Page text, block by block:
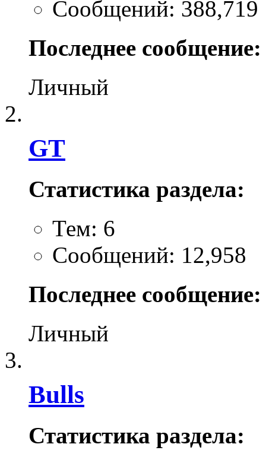
Сообщений: 388,719
Последнее сообщение:
Личный
GT
Статистика раздела:
Тем: 6
Сообщений: 12,958
Последнее сообщение:
Личный
Bulls
Статистика раздела: